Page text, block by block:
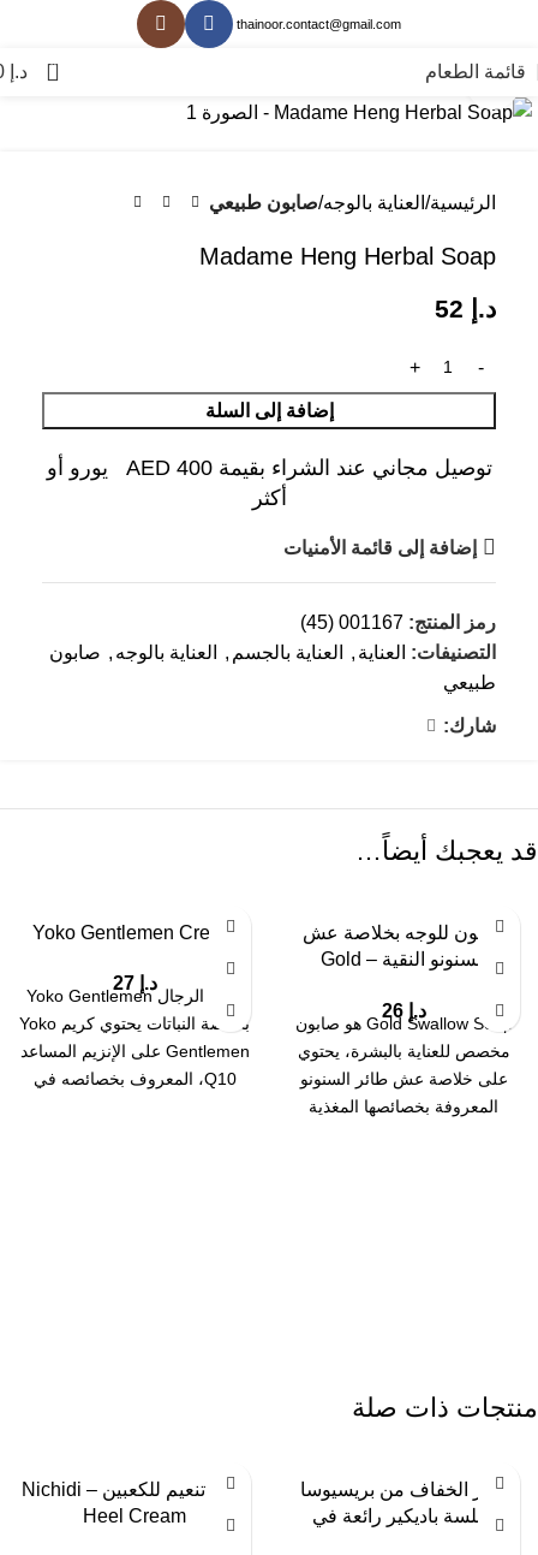
thainoor.contact@gmail.com
قائمة الطعام 0 د.إ
انقر للتكبير
الرئيسية العناية بالوجه صابون طبيعي
Madame Heng Herbal Soap
د.إ
إضافة إلى السلة
توصيل مجاني عند الشراء بقيمة AED 400 يورو أو
أكثر
إضافة إلى قائمة الأمنيات
رمز المنتج: 001167 (45)
التصنيفات: العناية , العناية بالجسم , العناية بالوجه , صابون
طبيعي
شارك:
قد يعجبك أيضاً…
صابون للوجه بخلاصة عش
السنونو النقية – Gold
د.إ 26
Gold Swallow Soap هو صابون
مخصص للعناية بالبشرة، يحتوي
على خلاصة عش طائر السنونو
المعروفة بخصائصها المغذية
Yoko Gentlemen Cream
د.إ 27
كريم الرجال Yoko Gentlemen
بخلاصة النباتات يحتوي كريم Yoko
Gentlemen على الإنزيم المساعد
Q10، المعروف بخصائصه في
منتجات ذات صلة
حجر الخفاف من بريسيوسا
لجلسة باديكير رائعة في
كريم تنعيم للكعبين – Nichidi
Heel Cream